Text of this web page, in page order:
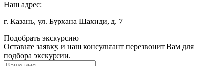
Наш адрес:
г. Казань, ул. Бурхана Шахиди, д. 7
Подобрать экскурсию
Оставьте заявку, и наш консультант перезвонит Вам для
подбора экскурсии.